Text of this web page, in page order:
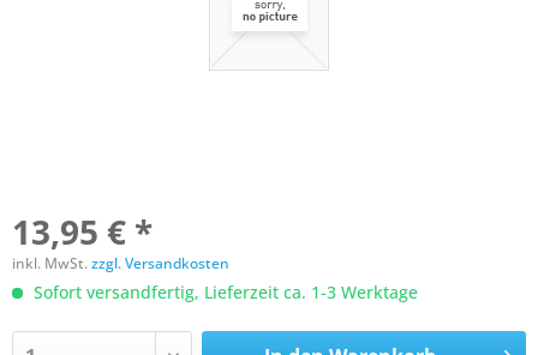
13,95 € *
inkl. MwSt.zzgl. Versandkosten
Sofort versandfertig, Lieferzeit ca. 1-3 Werktage